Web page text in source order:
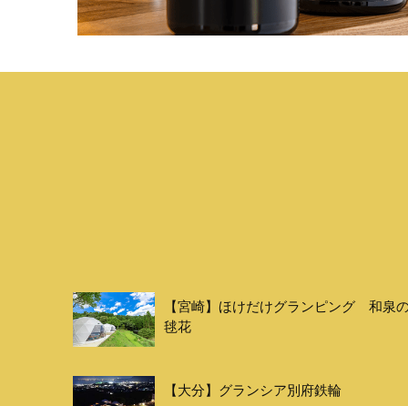
【宮崎】ほけだけグランピング 和泉
毬花
【大分】グランシア別府鉄輪